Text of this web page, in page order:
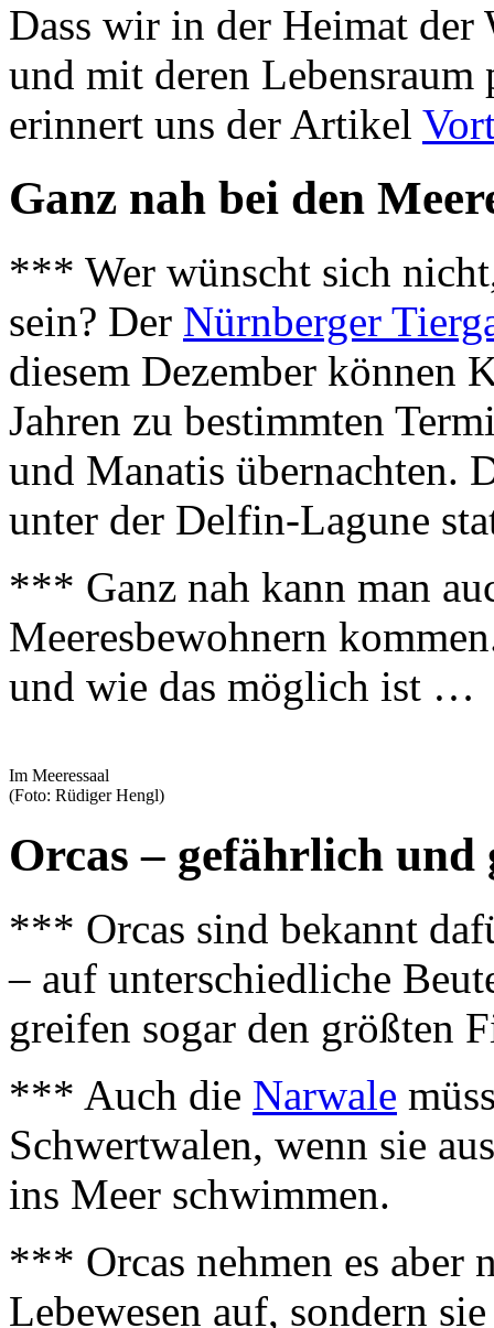
Dass wir in der Heimat der
und mit deren
erinnert uns der Artikel
Ganz nah bei den
*** Wer wünscht sich
sein? Der Nürnberger
diesem Dezember können
Jahren zu bestimmten
und Manatis übernachten.
unter der Delfin-Lagune
*** Ganz nah kann man
Meeresbewohnern
und wie das möglich ist …
Im Meeressaal
(Foto: Rüdiger Hengl)
Orcas – gefährlich und
*** Orcas sind bekannt
– auf unterschiedliche
greifen sogar den größten
*** Auch die Narwale
Schwertwalen, wenn sie
ins Meer schwimmen.
*** Orcas nehmen es aber
Lebewesen auf, sondern